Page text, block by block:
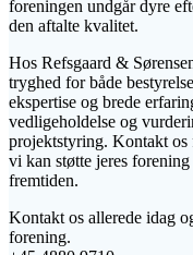
foreningen undgår dyre
den aftalte kvalitet.
Hos Refsgaard &
tryghed for både
ekspertise og brede
vedligeholdelse og
projektstyring. Kontakt os
vi kan støtte jeres
fremtiden.
Kontakt os allerede idag
forening.